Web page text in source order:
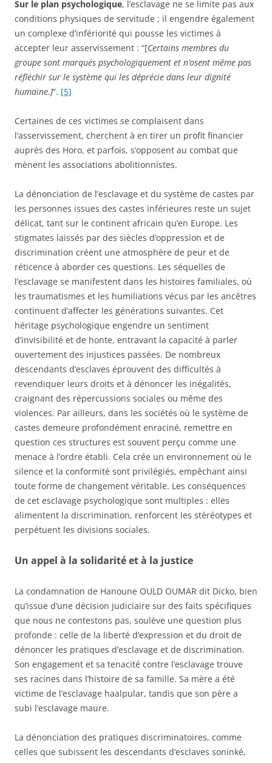
Sur le plan psychologique, l’esclavage ne se limite pas aux
conditions physiques de servitude ; il engendre également
un complexe d’infériorité qui pousse les victimes à
accepter leur asservissement : “[Certains membres du
groupe sont marqués psychologiquement et n’osent même pas
réfléchir sur le système qui les déprécie dans leur dignité
humaine.]”. [5]
Certaines de ces victimes se complaisent dans
l’asservissement, cherchent à en tirer un profit financier
auprès des Horo, et parfois, s’opposent au combat que
mènent les associations abolitionnistes.
La dénonciation de l’esclavage et du système de castes par
les personnes issues des castes inférieures reste un sujet
délicat, tant sur le continent africain qu’en Europe. Les
stigmates laissés par des siècles d’oppression et de
discrimination créent une atmosphère de peur et de
réticence à aborder ces questions. Les séquelles de
l’esclavage se manifestent dans les histoires familiales, où
les traumatismes et les humiliations vécus par les ancêtres
continuent d’affecter les générations suivantes. Cet
héritage psychologique engendre un sentiment
d’invisibilité et de honte, entravant la capacité à parler
ouvertement des injustices passées. De nombreux
descendants d’esclaves éprouvent des difficultés à
revendiquer leurs droits et à dénoncer les inégalités,
craignant des répercussions sociales ou même des
violences. Par ailleurs, dans les sociétés où le système de
castes demeure profondément enraciné, remettre en
question ces structures est souvent perçu comme une
menace à l’ordre établi. Cela crée un environnement où le
silence et la conformité sont privilégiés, empêchant ainsi
toute forme de changement véritable. Les conséquences
de cet esclavage psychologique sont multiples : elles
alimentent la discrimination, renforcent les stéréotypes et
perpétuent les divisions sociales.
Un appel à la solidarité et à la justice
La condamnation de Hanoune OULD OUMAR dit Dicko, bien
qu’issue d’une décision judiciaire sur des faits spécifiques
que nous ne contestons pas, soulève une question plus
profonde : celle de la liberté d’expression et du droit de
dénoncer les pratiques d’esclavage et de discrimination.
Son engagement et sa tenacité contre l’esclavage trouve
ses racines dans l’histoire de sa famille. Sa mère a été
victime de l’esclavage haalpular, tandis que son père a
subi l’esclavage maure.
La dénonciation des pratiques discriminatoires, comme
celles que subissent les descendants d’esclaves soninké,